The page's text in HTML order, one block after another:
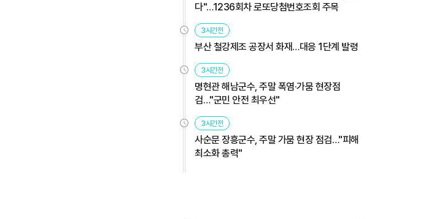
다"…1236회차 로또당첨번호조회 주목
3시간전
부산 철강제조 공장서 화재…대응 1단계 발령
3시간전
명현관 해남군수, 주말 폭염·가뭄 현장점
검…"군민 안전 최우선"
3시간전
사순문 장흥군수, 주말 가뭄 현장 점검…"피해
최소화 총력"